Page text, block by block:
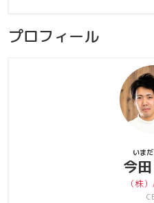
プロフィール
今
いま
（株